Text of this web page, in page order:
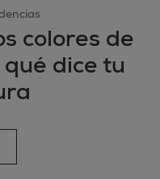
colores de
dice tu